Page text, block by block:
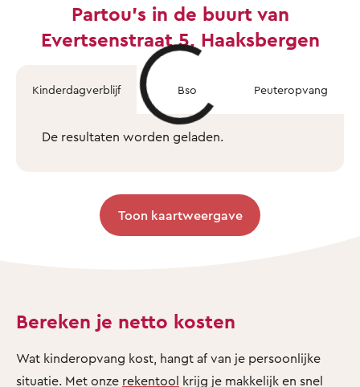
Partou's in de buurt van
Evertsenstraat 5, Haaksbergen
Kinderdagverblijf Bso Peuteropvang
De resultaten worden geladen.
Toon kaartweergave
Bereken je netto kosten
Wat kinderopvang kost, hangt af van je persoonlijke
situatie. Met onze rekentool krijg je makkelijk en snel